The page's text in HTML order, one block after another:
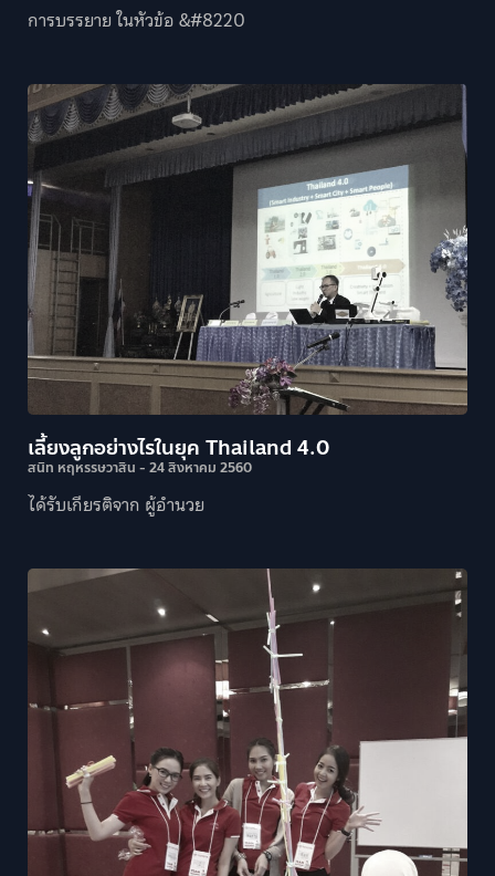
การบรรยาย ในหัวข้อ &#8220
เลี้ยงลูกอย่างไรในยุค Thailand 4.0
สนิท หฤหรรษวาสิน 24 สิงหาคม 2560
ได้รับเกียรติจาก ผู้อำนวย